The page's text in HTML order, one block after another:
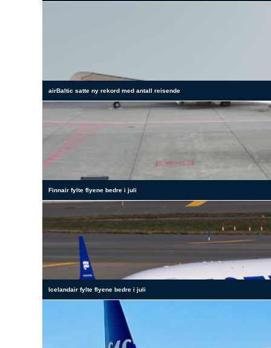
airBaltic satte ny rekord med antall reisende
Finnair fylte flyene bedre i juli
Icelandair fylte flyene bedre i juli